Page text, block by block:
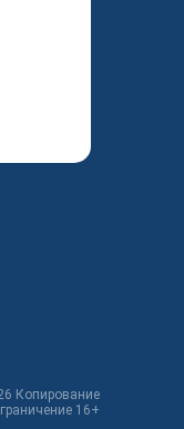
Копирование
16+